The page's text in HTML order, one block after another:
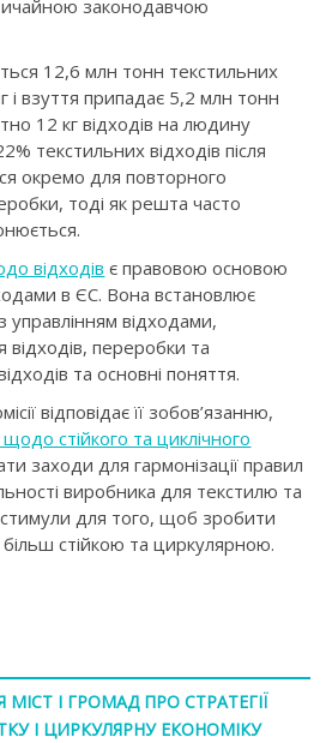
законодавчою
12,6 млн тонн текстильних
і взуття припадає 5,2 млн тонн
12 кг відходів на людину
текстильних відходів після
окремо для повторного
тоді як решта часто
відходів є правовою основою
в ЄС. Вона встановлює
управлінням відходами,
переробки та
та основні поняття.
відповідає її зобов’язанню,
щодо стійкого та циклічного
заходи для гармонізації правил
виробника для текстилю та
для того, щоб зробити
стійкою та циркулярною.
І ГРОМАД ПРО СТРАТЕГІЇ
І ЦИРКУЛЯРНУ ЕКОНОМІКУ